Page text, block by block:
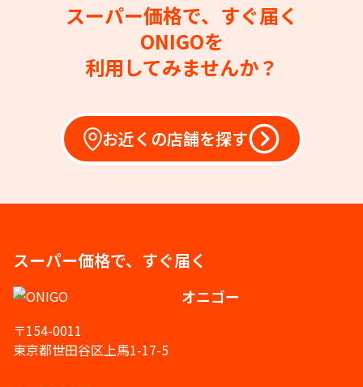
スーパー価格で、すぐ届く
ONIGOを
利用してみませんか？
お近くの店舗を探す
スーパー価格で、すぐ届く
オニゴー
〒154-0011
東京都世田谷区上馬1-17-5